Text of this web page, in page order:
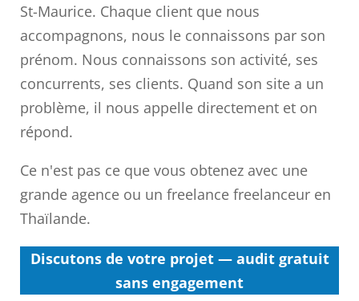
St-Maurice. Chaque client que nous
accompagnons, nous le connaissons par son
prénom. Nous connaissons son activité, ses
concurrents, ses clients. Quand son site a un
problème, il nous appelle directement et on
répond.
Ce n'est pas ce que vous obtenez avec une
grande agence ou un freelance freelanceur en
Thaïlande.
Discutons de votre projet — audit gratuit
sans engagement